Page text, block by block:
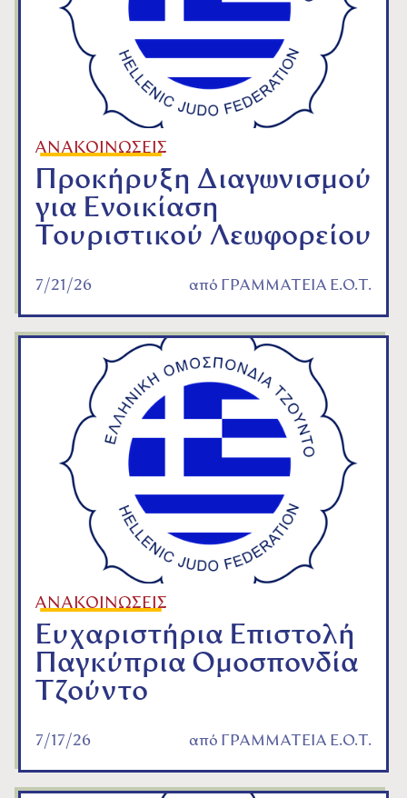
ΑΝΑΚΟΙΝΩΣΕΙΣ
Προκήρυξη Διαγωνισμού
για Ενοικίαση
Τουριστικού Λεωφορείου
7/21/26 από ΓΡΑΜΜΑΤΕΙΑ Ε.Ο.Τ.
ΑΝΑΚΟΙΝΩΣΕΙΣ
Ευχαριστήρια Επιστολή
Παγκύπρια Ομοσπονδία
Τζούντο
7/17/26 από ΓΡΑΜΜΑΤΕΙΑ Ε.Ο.Τ.